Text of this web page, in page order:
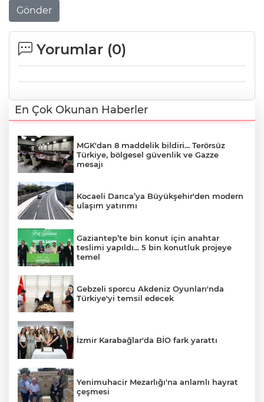
Gönder
Yorumlar (0)
En Çok Okunan Haberler
MGK'dan 8 maddelik bildiri... Terörsüz
Türkiye, bölgesel güvenlik ve Gazze
mesajı
Kocaeli Darıca’ya Büyükşehir'den modern
ulaşım yatırımı
Gaziantep’te bin konut için anahtar
teslimi yapıldı... 5 bin konutluk projeye
temel
Gebzeli sporcu Akdeniz Oyunları'nda
Türkiye'yi temsil edecek
İzmir Karabağlar'da BİO fark yarattı
Yenimuhacir Mezarlığı'na anlamlı hayrat
çeşmesi